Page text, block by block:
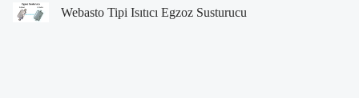
Webasto Tipi Isıtıcı Egzoz Susturucu